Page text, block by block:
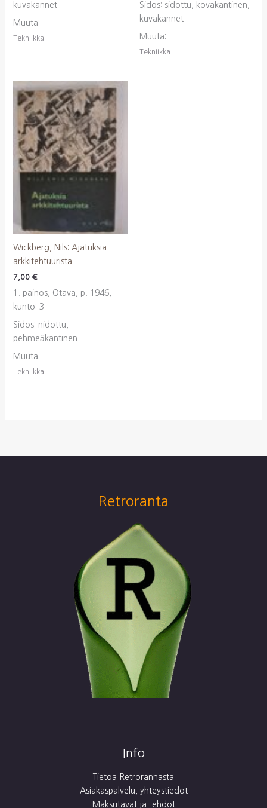
kuvakannet
Muuta:
Tekniikka
Sidos: sidottu, kovakantinen,
kuvakannet
Muuta:
Tekniikka
Wickberg, Nils: Ajatuksia
arkkitehtuurista
7,00 €
1. painos, Otava, p. 1946,
kunto: 3
Sidos: nidottu,
pehmeäkantinen
Muuta:
Tekniikka
Retroranta
Info
Tietoa Retrorannasta
Asiakaspalvelu, yhteystiedot
Maksutavat ja -ehdot